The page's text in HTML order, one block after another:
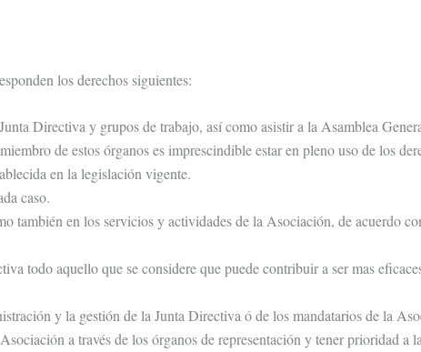
los derechos siguientes:
Directiva y grupos de trabajo, así como asistir a la Asamblea
de estos órganos es imprescindible estar en pleno uso de los
en la legislación vigente.
caso.
también en los servicios y actividades de la Asociación, de acuerdo
todo aquello que se considere que puede contribuir a ser mas
y la gestión de la Junta Directiva ó de los mandatarios de la
a través de los órganos de representación y tener prioridad a